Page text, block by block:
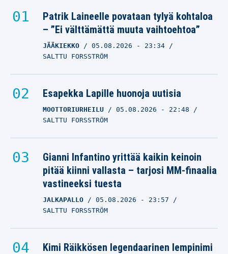
Patrik Laineelle povataan tylyä kohtaloa
– ”Ei välttämättä muuta vaihtoehtoa”
JÄÄKIEKKO 05.08.2026 - 23:34
SALTTU FORSSTRÖM
Esapekka Lapille huonoja uutisia
MOOTTORIURHEILU 05.08.2026 - 22:48
SALTTU FORSSTRÖM
Gianni Infantino yrittää kaikin keinoin
pitää kiinni vallasta – tarjosi MM-finaalia
vastineeksi tuesta
JALKAPALLO 05.08.2026 - 23:57
SALTTU FORSSTRÖM
Kimi Räikkösen legendaarinen lempinimi